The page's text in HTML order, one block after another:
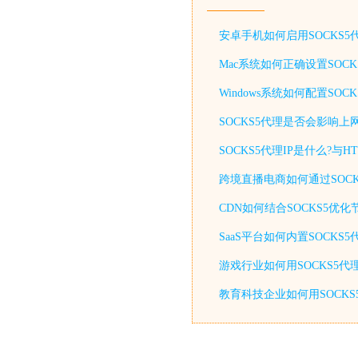
安卓手机如何启用SOCKS5
Mac系统如何正确设置
Windows系统如何配置
SOCKS5代理是否会影响上
SOCKS5代理IP是什么?与
跨境直播电商如何通过
CDN如何结合SOCKS5优
SaaS平台如何内置
游戏行业如何用SOCKS5代
教育科技企业如何用